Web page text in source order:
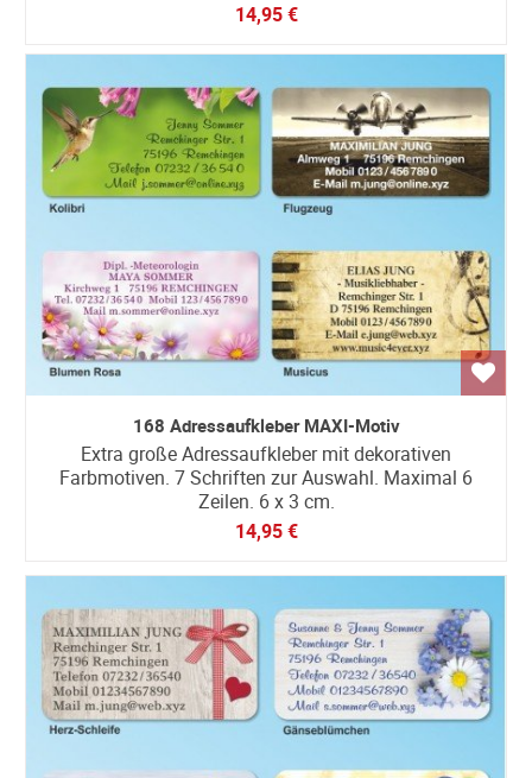
14,95 €
168 Adressaufkleber MAXI-Motiv
Extra große Adressaufkleber mit dekorativen
Farbmotiven. 7 Schriften zur Auswahl. Maximal 6
Zeilen. 6 x 3 cm.
14,95 €